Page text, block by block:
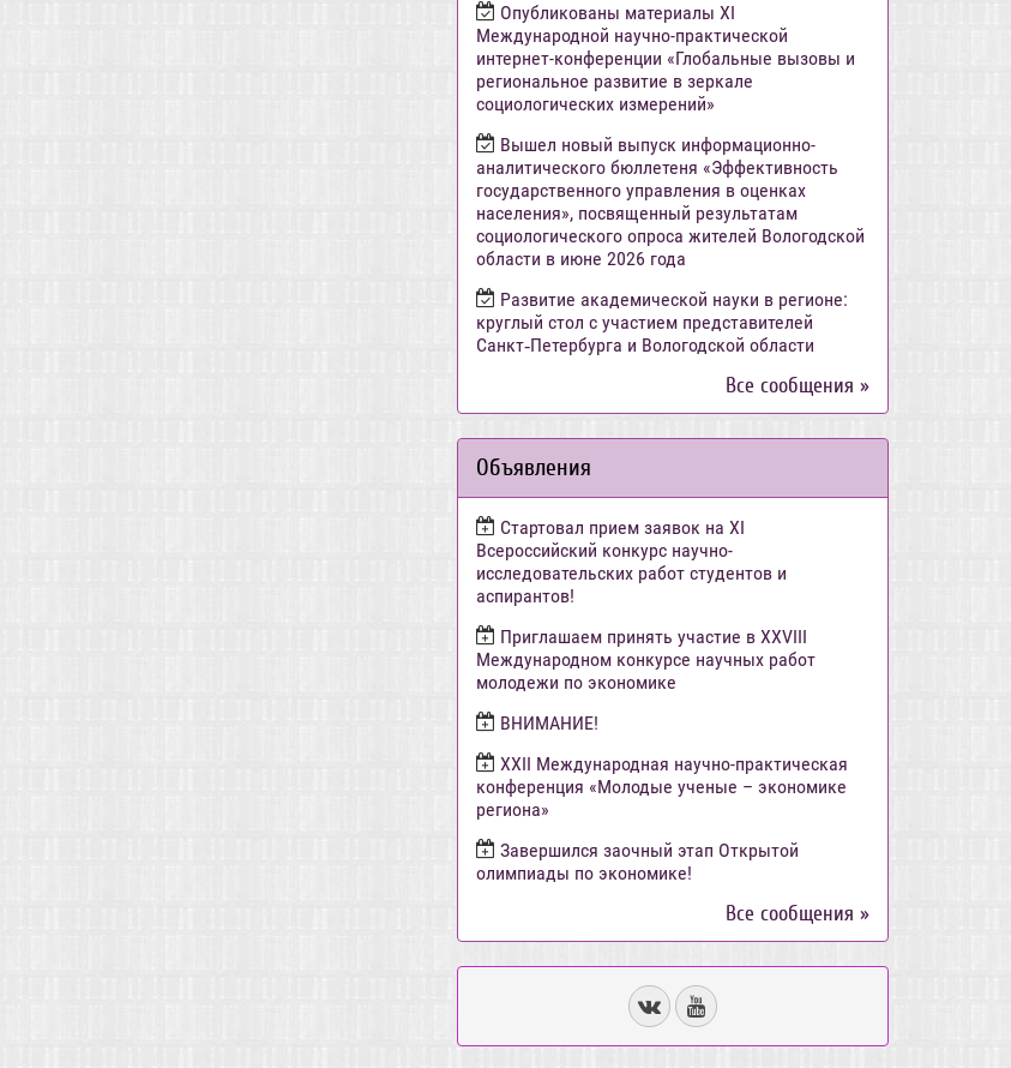
Опубликованы материалы XI
Международной научно-практической
интернет-конференции «Глобальные вызовы и
региональное развитие в зеркале
социологических измерений»
Вышел новый выпуск информационно-
аналитического бюллетеня «Эффективность
государственного управления в оценках
населения», посвященный результатам
социологического опроса жителей Вологодской
области в июне 2026 года
Развитие академической науки в регионе:
круглый стол с участием представителей
Санкт‑Петербурга и Вологодской области
Все сообщения »
Объявления
Стартовал прием заявок на XI
Всероссийский конкурс научно-
исследовательских работ студентов и
аспирантов!
Приглашаем принять участие в XXVIII
Международном конкурсе научных работ
молодежи по экономике
ВНИМАНИЕ!
ХХII Международная научно-практическая
конференция «Молодые ученые – экономике
региона»
Завершился заочный этап Открытой
олимпиады по экономике!
Все сообщения »